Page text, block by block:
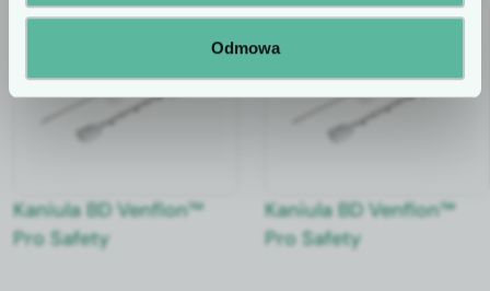
Odmowa
Kani­u­la BD Ven­flon™
Pro Safe­ty
Kani­u­la BD Ven­flon™
Pro Safe­ty